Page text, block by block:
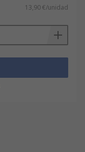
13,90 €/unidad